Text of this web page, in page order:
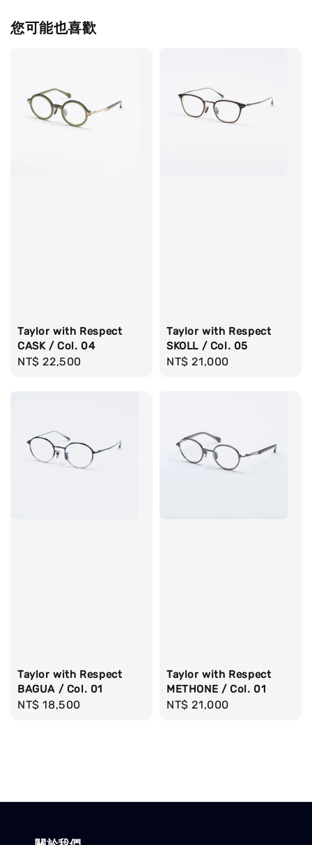
您可能也喜歡
Taylor with Respect
CASK / Col. 04
Regular
NT$ 22,500
Taylor with Respect
SKOLL / Col. 05
Regular
NT$ 21,000
Taylor with Respect
BAGUA / Col. 01
Regular
NT$ 18,500
Taylor with Respect
METHONE / Col. 01
Regular
NT$ 21,000